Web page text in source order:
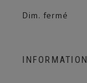
Dim. fermé